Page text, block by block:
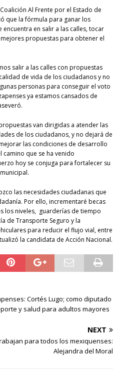
Al Frente por el Estado de
que la fórmula para ganar los
en salir a las calles, tocar
propuestas para obtener el
salir a las calles con propuestas
de vida de los ciudadanos y no
personas para conseguir el voto
ya estamos cansados de
van dirigidas a atender las
de los ciudadanos, y no dejará de
las condiciones de desarrollo
camino que se ha venido
hoy se conjuga para fortalecer su
las necesidades ciudadanas que
Por ello, incrementaré becas
los niveles, guarderías de tiempo
de Transporte Seguro y la
para reducir el flujo vial, entre
ualizó la candidata de Acción Nacional.
Cortés Lugo; como diputado
y salud para adultos mayores
NEXT
para todos los mexiquenses:
Alejandra del Moral